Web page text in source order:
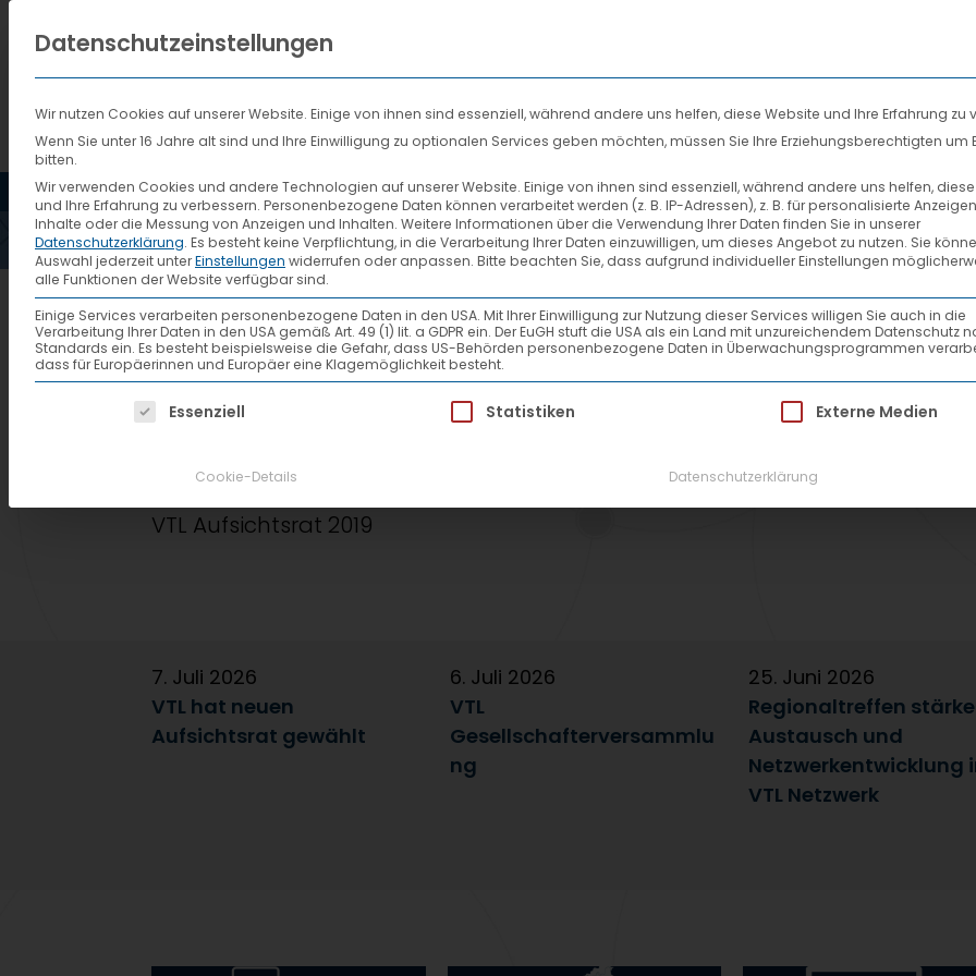
HOME AKTUELLES VTL DIENSTLEISTUNGEN SYSTEMPARTNER
VTL-AUFSICHTSRAT-
VTL Aufsichtsrat 2019
7. Juli 2026
VTL hat neuen
Aufsichtsrat gewählt
6. Juli 2026
VTL
Gesellschafterversammlu
ng
25. Juni 2026
Regionaltreffen
Austausch und
Netzwerkentwicklung
VTL Netzwerk
Datenschutzeinstellungen
Wir nutzen Cookies auf unserer Website. Einige von ihnen sind essenziell, während andere uns helfen, diese Website und Ihre Erfahrung zu
Wenn Sie unter 16 Jahre alt sind und Ihre Einwilligung zu optionalen Services geben möchten, müssen Sie Ihre Erziehungsberechtigten um
bitten.
Wir verwenden Cookies und andere Technologien auf unserer Website. Einige von ihnen sind essenziell, während andere uns helfen,
und Ihre Erfahrung zu verbessern. Personenbezogene Daten können verarbeitet werden (z. B. IP-Adressen), z. B. für personalisierte
Inhalte oder die Messung von Anzeigen und Inhalten. Weitere Informationen über die Verwendung Ihrer Daten finden Sie in unserer
Datenschutzerklärung. Es besteht keine Verpflichtung, in die Verarbeitung Ihrer Daten einzuwilligen, um dieses Angebot zu nutzen. Sie
Auswahl jederzeit unterEinstellungen widerrufen oder anpassen. Bitte beachten Sie, dass aufgrund individueller Einstellungen
alle Funktionen der Website verfügbar sind.
Einige Services verarbeiten personenbezogene Daten in den USA. Mit Ihrer Einwilligung zur Nutzung dieser Services willigen Sie auch in die
Verarbeitung Ihrer Daten in den USA gemäß Art. 49 (1) lit. a GDPR ein. Der EuGH stuft die USA als ein Land mit unzureichendem Datenschutz
Standards ein. Es besteht beispielsweise die Gefahr, dass US-Behörden personenbezogene Daten in Überwachungsprogrammen
dass für Europäerinnen und Europäer eine Klagemöglichkeit besteht.
Es folgt eine Liste der Service-Gruppen, für die eine Einwilligung erteilt werden
Essenziell Statistiken Externe Medien
Cookie-Details Datenschutzerklärung